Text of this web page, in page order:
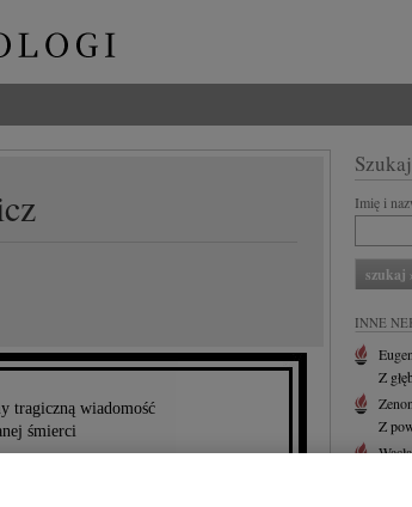
tragiczną wiadomość
śmierci
Imię i
INNE
Z
Z
Z